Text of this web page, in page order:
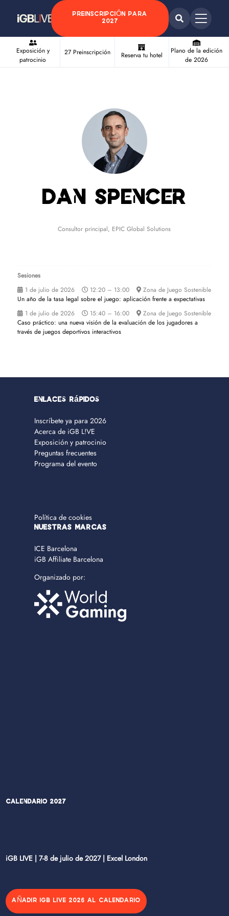
PREINSCRIPCIÓN PARA
2027
Exposición y
patrocinio
27 Preinscripción Reserva tu hotel
Plano de la edición
de 2026
Dan Spencer
Consultor principal, EPIC Global Solutions
Sesiones
1 de julio de 2026
12:20 – 13:00
Zona de Juego Sostenible
Un año de la tasa legal sobre el juego: aplicación frente a expectativas
1 de julio de 2026
15:40 – 16:00
Zona de Juego Sostenible
Caso práctico: una nueva visión de la evaluación de los jugadores a
través de juegos deportivos interactivos
Enlaces rápidos
Inscríbete ya para 2026
Acerca de iGB L!VE
Exposición y patrocinio
Preguntas frecuentes
Programa del evento
Política de cookies
NUESTRAS MARCAS
ICE Barcelona
iGB Affiliate Barcelona
Organizado por:
Calendario 2027
iGB LIVE | 7-8 de julio de 2027 | Excel London
AÑADIR IGB LIVE 2026 AL CALENDARIO